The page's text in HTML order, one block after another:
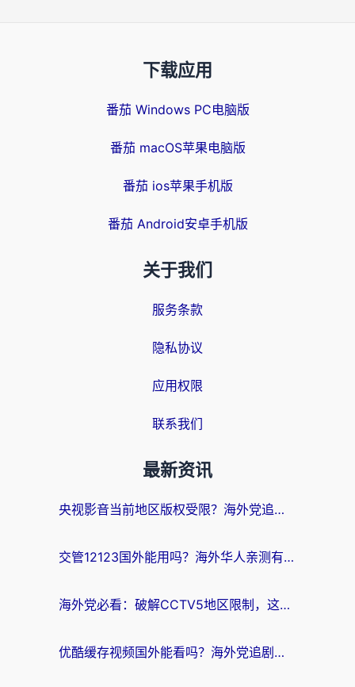
下载应用
番茄 Windows PC电脑版
番茄 macOS苹果电脑版
番茄 ios苹果手机版
番茄 Android安卓手机版
关于我们
服务条款
隐私协议
应用权限
联系我们
最新资讯
央视影音当前地区版权受限？海外党追剧看片的终极解决方案来了
交管12123国外能用吗？海外华人亲测有效的回国加速器选择指南
海外党必看：破解CCTV5地区限制，这样看欧洲杯奥运直播才够爽！
优酷缓存视频国外能看吗？海外党追剧看片的终极解决方案来了